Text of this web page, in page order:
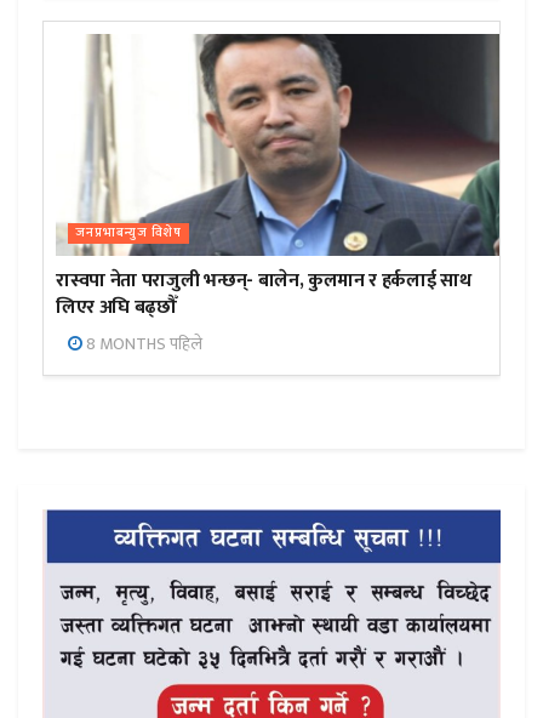
जनप्रभाबन्युज विशेष
रास्वपा नेता पराजुली भन्छन्- बालेन, कुलमान र हर्कलाई साथ
लिएर अघि बढ्छौँ
8 MONTHS पहिले